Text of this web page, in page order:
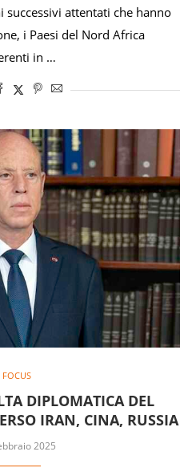
successivi attentati che hanno
i Paesi del Nord Africa
in …
FOCUS
DIPLOMATICA DEL
IRAN, CINA, RUSSIA
2025